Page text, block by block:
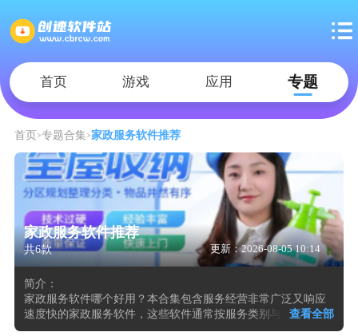
首页 游戏 应用 专题
首页 专题合集 家政服务软件推荐
家政服务软件推荐
共6款 更新：2026-08-05 10:14
简介：
家政服务软件哪个好用？本合集包含服务经营非常广泛又响应
速度快的家政服务软件，这些软件通常按服务类别与紧急程度
构建分类体系，在首页选择所需项目后，系统依据地理位置、
查看全部